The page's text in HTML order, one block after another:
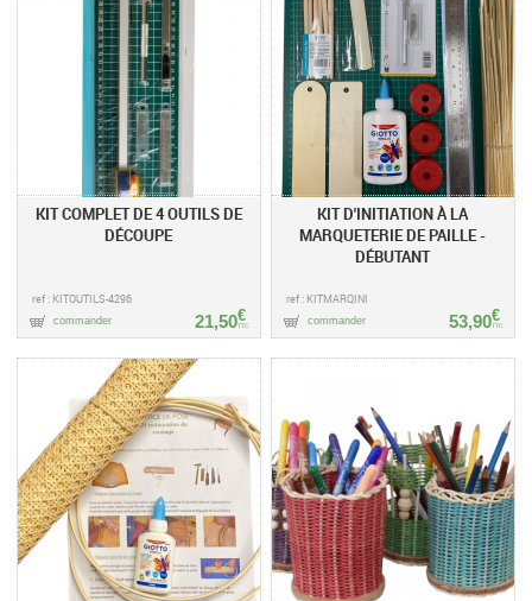
KIT COMPLET DE 4 OUTILS DE
DÉCOUPE
ref : KITOUTILS-4296
21,50€
TTC
commander
KIT D'INITIATION À LA
MARQUETERIE DE PAILLE -
DÉBUTANT
ref : KITMARQINI
53,90€
TTC
commander